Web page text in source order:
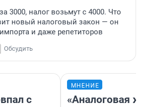
3000, налог возьмут с 4000. Что
новый налоговый закон — он
и даже репетиторов
Обсудить
с
МНЕНИЕ
«Аналоговая